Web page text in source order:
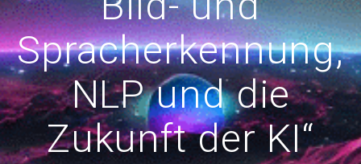
Spracherkennung,
NLP und die
Zukunft der KI“